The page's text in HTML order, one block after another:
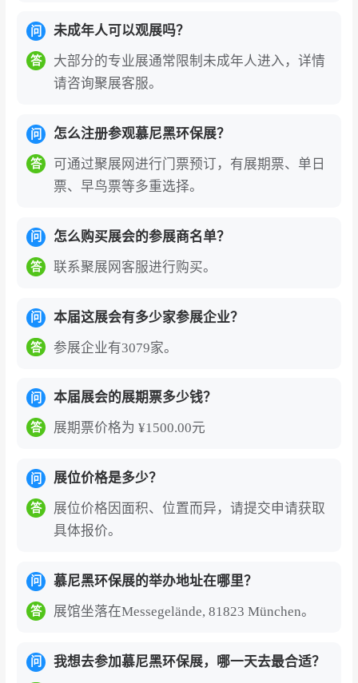
问 未成年人可以观展吗？
答
大部分的专业展通常限制未成年人进入，详情
请咨询聚展客服。
问 怎么注册参观慕尼黑环保展？
答
可通过聚展网进行门票预订，有展期票、单日
票、早鸟票等多重选择。
问 怎么购买展会的参展商名单？
答 联系聚展网客服进行购买。
问 本届这展会有多少家参展企业？
答 参展企业有3079家。
问 本届展会的展期票多少钱？
答 展期票价格为 ¥1500.00元
问 展位价格是多少？
答
展位价格因面积、位置而异，请提交申请获取
具体报价。
问 慕尼黑环保展的举办地址在哪里？
答 展馆坐落在Messegelände, 81823 München。
问 我想去参加慕尼黑环保展，哪一天去最合适？